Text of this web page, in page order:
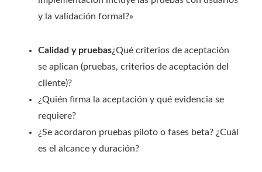
y la validación formal?»
Calidad y pruebas¿Qué criterios de aceptación
se aplican (pruebas, criterios de aceptación del
cliente)?
¿Quién firma la aceptación y qué evidencia se
requiere?
¿Se acordaron pruebas piloto o fases beta? ¿Cuál
es el alcance y duración?